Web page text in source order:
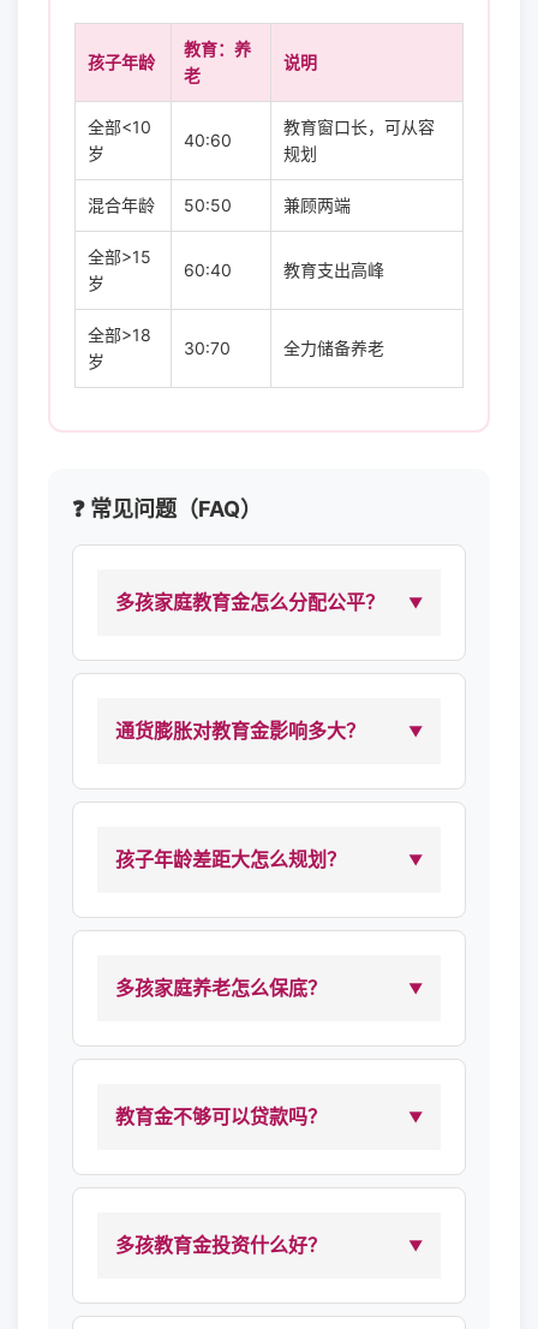
孩子年龄
教育：养
老
说明
全部<10
岁
40:60
教育窗口长，可从容
规划
混合年龄 50:50 兼顾两端
全部>15
岁
60:40 教育支出高峰
全部>18
岁
30:70 全力储备养老
❓ 常见问题（FAQ）
多孩家庭教育金怎么分配公平？
通货膨胀对教育金影响多大？
孩子年龄差距大怎么规划？
多孩家庭养老怎么保底？
教育金不够可以贷款吗？
多孩教育金投资什么好？